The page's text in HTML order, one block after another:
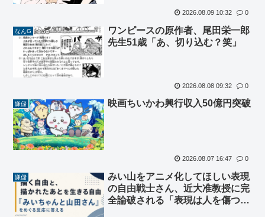
2026.08.09 10:32 0
なんG
ワンピースの原作者、尾田栄一郎
先生51歳「あ、切り込む？笑」
2026.08.08 09:32 0
嫌儲 映画ちいかわ興行収入50億円突破
2026.08.07 16:47 0
嫌儲
みい山をアニメ化してほしい表現
の自由戦士さん、近大准教授に完
全論破される「表現は人を傷つけ